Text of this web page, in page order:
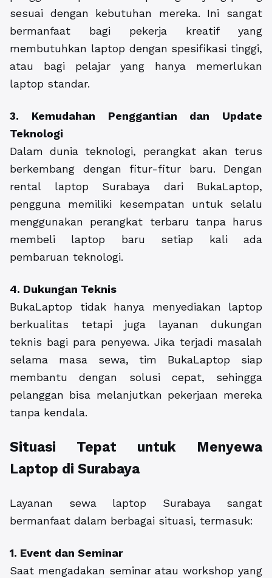
sesuai dengan kebutuhan mereka. Ini sangat
bermanfaat bagi pekerja kreatif yang
membutuhkan laptop dengan spesifikasi tinggi,
atau bagi pelajar yang hanya memerlukan
laptop standar.
3. Kemudahan Penggantian dan Update
Teknologi
Dalam dunia teknologi, perangkat akan terus
berkembang dengan fitur-fitur baru. Dengan
rental laptop Surabaya dari BukaLaptop,
pengguna memiliki kesempatan untuk selalu
menggunakan perangkat terbaru tanpa harus
membeli laptop baru setiap kali ada
pembaruan teknologi.
4. Dukungan Teknis
BukaLaptop tidak hanya menyediakan laptop
berkualitas tetapi juga layanan dukungan
teknis bagi para penyewa. Jika terjadi masalah
selama masa sewa, tim BukaLaptop siap
membantu dengan solusi cepat, sehingga
pelanggan bisa melanjutkan pekerjaan mereka
tanpa kendala.
Situasi Tepat untuk Menyewa
Laptop di Surabaya
Layanan sewa laptop Surabaya sangat
bermanfaat dalam berbagai situasi, termasuk:
1. Event dan Seminar
Saat mengadakan seminar atau workshop yang